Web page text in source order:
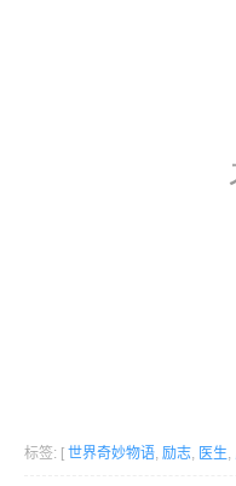
标签: [ 世界奇妙物语, 励志, 医生,